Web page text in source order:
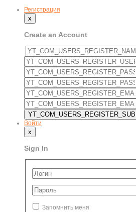
Регистрация
x
Create an Account
Войти
x
Sign In
Запомнить меня